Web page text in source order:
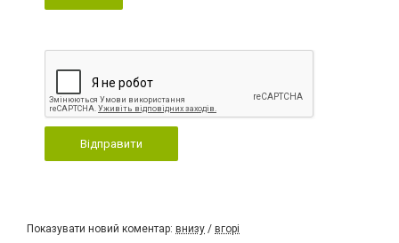
Відправити
Показувати новий коментар: внизу / вгорі